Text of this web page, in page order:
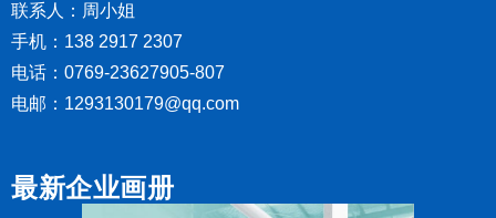
联系人：周小姐
手机：138 2917 2307
电话：0769-23627905-807
电邮：1293130179@qq.com
最新企业画册